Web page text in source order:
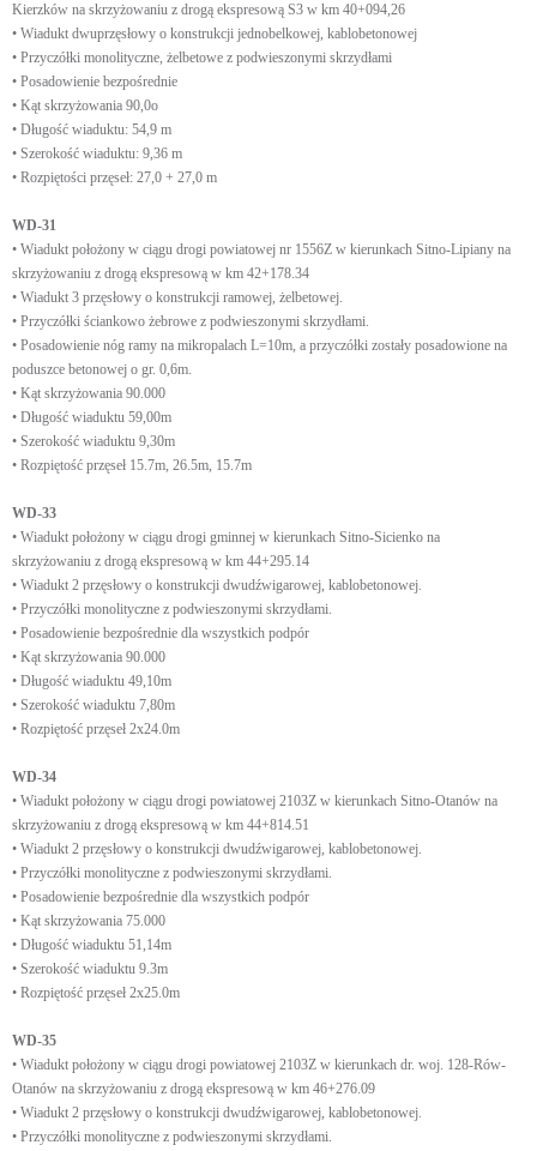
Kierzków na skrzyżowaniu z drogą ekspresową S3 w km 40+094,26
• Wiadukt dwuprzęsłowy o konstrukcji jednobelkowej, kablobetonowej
• Przyczółki monolityczne, żelbetowe z podwieszonymi skrzydłami
• Posadowienie bezpośrednie
• Kąt skrzyżowania 90,0o
• Długość wiaduktu: 54,9 m
• Szerokość wiaduktu: 9,36 m
• Rozpiętości przęseł: 27,0 + 27,0 m
WD-31
• Wiadukt położony w ciągu drogi powiatowej nr 1556Z w kierunkach Sitno-Lipiany na
skrzyżowaniu z drogą ekspresową w km 42+178.34
• Wiadukt 3 przęsłowy o konstrukcji ramowej, żelbetowej.
• Przyczółki ściankowo żebrowe z podwieszonymi skrzydłami.
• Posadowienie nóg ramy na mikropalach L=10m, a przyczółki zostały posadowione na
poduszce betonowej o gr. 0,6m.
• Kąt skrzyżowania 90.000
• Długość wiaduktu 59,00m
• Szerokość wiaduktu 9,30m
• Rozpiętość przęseł 15.7m, 26.5m, 15.7m
WD-33
• Wiadukt położony w ciągu drogi gminnej w kierunkach Sitno-Sicienko na
skrzyżowaniu z drogą ekspresową w km 44+295.14
• Wiadukt 2 przęsłowy o konstrukcji dwudźwigarowej, kablobetonowej.
• Przyczółki monolityczne z podwieszonymi skrzydłami.
• Posadowienie bezpośrednie dla wszystkich podpór
• Kąt skrzyżowania 90.000
• Długość wiaduktu 49,10m
• Szerokość wiaduktu 7,80m
• Rozpiętość przęseł 2x24.0m
WD-34
• Wiadukt położony w ciągu drogi powiatowej 2103Z w kierunkach Sitno-Otanów na
skrzyżowaniu z drogą ekspresową w km 44+814.51
• Wiadukt 2 przęsłowy o konstrukcji dwudźwigarowej, kablobetonowej.
• Przyczółki monolityczne z podwieszonymi skrzydłami.
• Posadowienie bezpośrednie dla wszystkich podpór
• Kąt skrzyżowania 75.000
• Długość wiaduktu 51,14m
• Szerokość wiaduktu 9.3m
• Rozpiętość przęseł 2x25.0m
WD-35
• Wiadukt położony w ciągu drogi powiatowej 2103Z w kierunkach dr. woj. 128-Rów-
Otanów na skrzyżowaniu z drogą ekspresową w km 46+276.09
• Wiadukt 2 przęsłowy o konstrukcji dwudźwigarowej, kablobetonowej.
• Przyczółki monolityczne z podwieszonymi skrzydłami.